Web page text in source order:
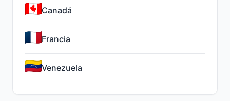
Canadá
Francia
Venezuela